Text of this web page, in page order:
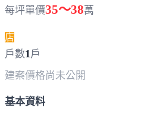
每坪單價35～38萬
店
戶數1 戶
建案價格尚未公開
基本資料